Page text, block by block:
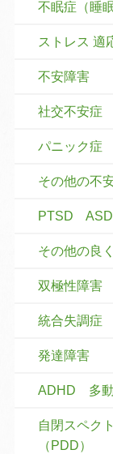
不眠症（睡
ストレス 適
不安障害
社交不安
パニック症
その他の不
PTSD ASD
その他の良
双極性障害
統合失調症
発達障害
ADHD 多
自閉スペク
（PDD）